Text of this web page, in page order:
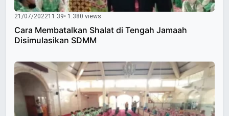
21/07/202211:39• 1.380 views
Cara Membatalkan Shalat di Tengah Jamaah
Disimulasikan SDMM